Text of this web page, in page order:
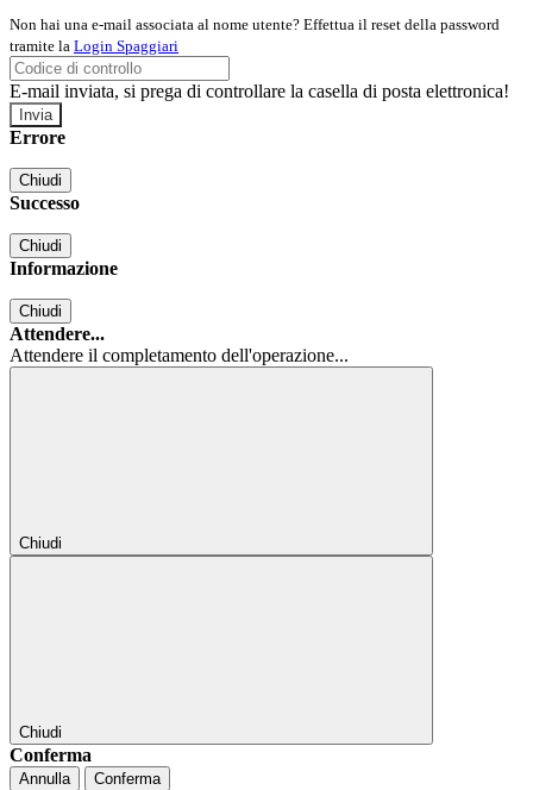
Non hai una e-mail associata al nome utente? Effettua il reset della password
tramite la Login Spaggiari
E-mail inviata, si prega di controllare la casella di posta elettronica!
Errore
Chiudi
Successo
Chiudi
Informazione
Chiudi
Attendere...
Attendere il completamento dell'operazione...
Chiudi
Chiudi
Conferma
Annulla Conferma